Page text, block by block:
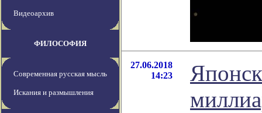
Видеоархив
ФИЛОСОФИЯ
Современная русская мысль
Искания и размышления
27.06.2018
14:23